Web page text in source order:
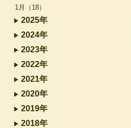
1月（18）
2025年
2024年
2023年
2022年
2021年
2020年
2019年
2018年